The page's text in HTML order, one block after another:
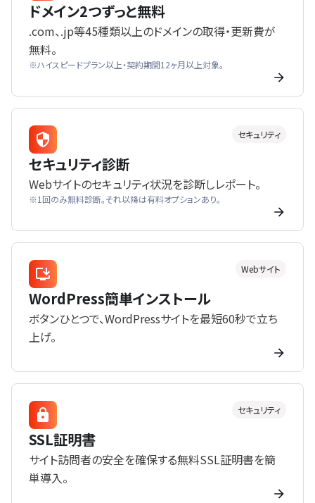
ドメイン2つずっと無料
.com、.jp等45種類以上のドメインの取得・更新費が
無料。
※ハイスピードプラン以上・契約期間12ヶ月以上対象。
セキュリティ
セキュリティ診断
Webサイトのセキュリティ状況を診断しレポート。
※1回のみ無料診断。それ以降は有料オプションあり。
Webサイト
WordPress簡単インストール
ボタンひとつで、WordPressサイトを最短60秒で立ち
上げ。
セキュリティ
SSL証明書
サイト訪問者の安全を確保する無料SSL証明書を簡
単導入。